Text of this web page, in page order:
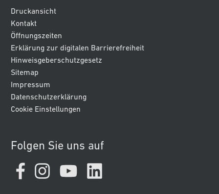
Druckansicht
Kontakt
Öffnungszeiten
Erklärung zur digitalen Barrierefreiheit
Hinweisgeberschutzgesetz
Sitemap
Impressum
Datenschutzerklärung
Cookie Einstellungen
Folgen Sie uns auf